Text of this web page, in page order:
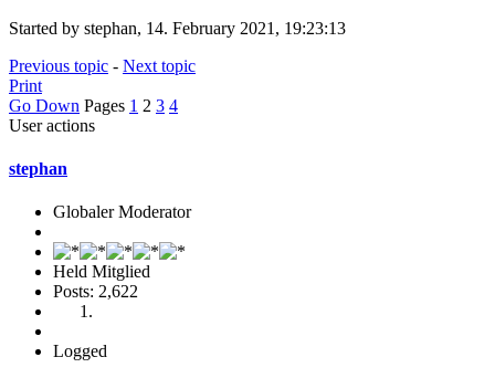
Started by stephan, 14. February 2021, 19:23:13
Previous topic - Next topic
Print
Go Down Pages 1 2 3 4
User actions
stephan
Globaler Moderator
Held Mitglied
Posts: 2,622
Logged